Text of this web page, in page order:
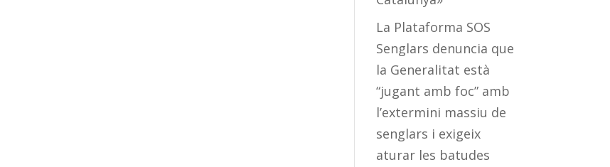
La Plataforma SOS
Senglars denuncia que
la Generalitat està
“jugant amb foc” amb
l’extermini massiu de
senglars i exigeix
aturar les batudes